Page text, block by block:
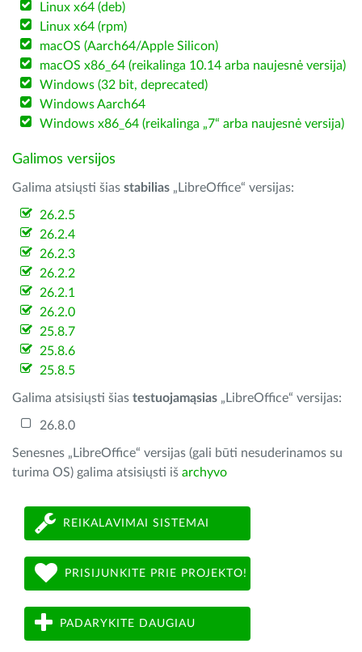
Linux x64 (deb)
Linux x64 (rpm)
macOS (Aarch64/Apple Silicon)
macOS x86_64 (reikalinga 10.14 arba naujesnė versija)
Windows (32 bit, deprecated)
Windows Aarch64
Windows x86_64 (reikalinga „7“ arba naujesnė versija)
Galimos versijos
Galima atsiųsti šias stabilias „LibreOffice“ versijas:
26.2.5
26.2.4
26.2.3
26.2.2
26.2.1
26.2.0
25.8.7
25.8.6
25.8.5
Galima atsisiųsti šias testuojamąsias „LibreOffice“ versijas:
26.8.0
Senesnes „LibreOffice“ versijas (gali būti nesuderinamos su
turima OS) galima atsisiųsti iš archyvo
REIKALAVIMAI SISTEMAI
PRISIJUNKITE PRIE PROJEKTO!
PADARYKITE DAUGIAU